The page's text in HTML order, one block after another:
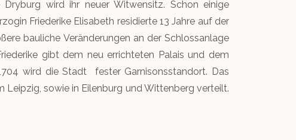
wird ihr neuer Witwensitz. Schon einige
Friederike Elisabeth residierte 13 Jahre auf der
bauliche Veränderungen an der Schlossanlage
gibt dem neu errichteten Palais und dem
wird die Stadt fester Garnisonsstandort. Das
Leipzig, sowie in Eilenburg und Wittenberg verteilt.